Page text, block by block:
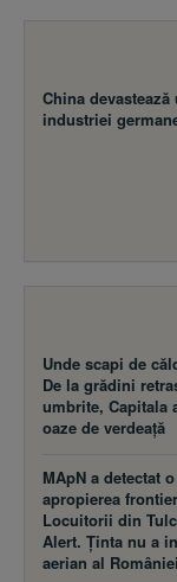
China
industriei
Unde scapi de
De la grădini
umbrite, Capitala
oaze de verdeață
MApN a detectat
apropierea
Locuitorii din
Alert. Ținta nu a
aerian al României